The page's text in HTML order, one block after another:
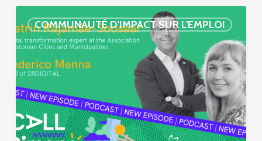
COMMUNAUTÉ D'IMPACT SUR L'EMPLOI
Simone »
épisode
:
villes
et
numérisation